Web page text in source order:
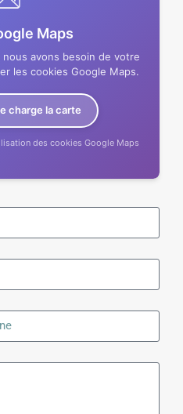
Maps
avons besoin de votre
les cookies Google Maps.
charge la carte
des cookies Google Maps